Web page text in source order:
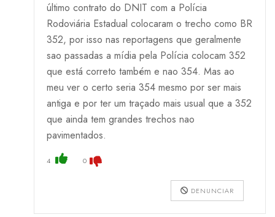
último contrato do DNIT com a Polícia
Rodoviária Estadual colocaram o trecho como BR
352, por isso nas reportagens que geralmente
sao passadas a mídia pela Polícia colocam 352
que está correto também e nao 354. Mas ao
meu ver o certo seria 354 mesmo por ser mais
antiga e por ter um traçado mais usual que a 352
que ainda tem grandes trechos nao
pavimentados.
4 0
DENUNCIAR